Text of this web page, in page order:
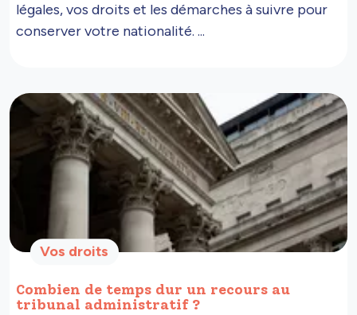
légales, vos droits et les démarches à suivre pour
conserver votre nationalité. ...
Vos droits
Combien de temps dur un recours au
tribunal administratif ?